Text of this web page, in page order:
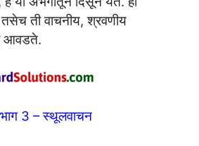
ती वाचनीय, श्रवणीय
आवडते.
3 – स्थूलवाचन